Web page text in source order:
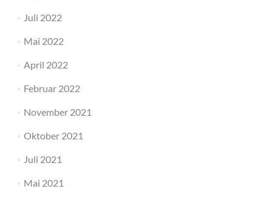
Juli 2022
Mai 2022
April 2022
Februar 2022
November 2021
Oktober 2021
Juli 2021
Mai 2021